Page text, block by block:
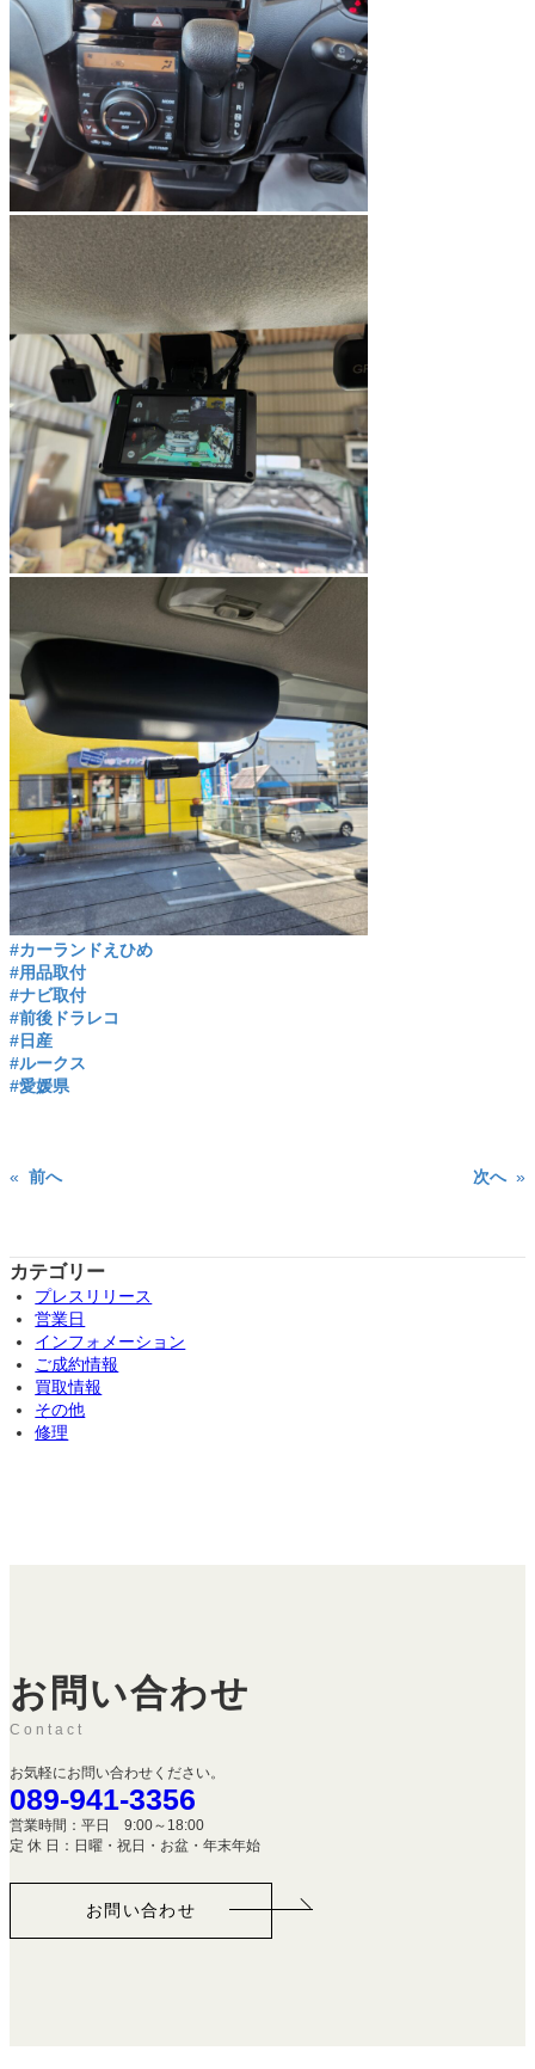
#カーランドえひめ
#用品取付
#ナビ取付
#前後ドラレコ
#日産
#ルークス
#愛媛県
« 前へ 次へ »
カテゴリー
プレスリリース
営業日
インフォメーション
ご成約情報
買取情報
その他
修理
お問い合わせ
Contact
お気軽にお問い合わせください。
089-941-3356
営業時間：平日 9:00～18:00
定 休 日：日曜・祝日・お盆・年末年始
お問い合わせ